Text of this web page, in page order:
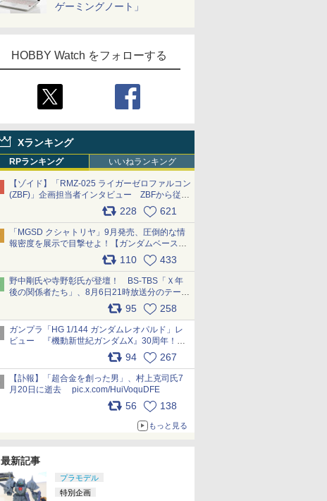
ゲーミングノート」
HOBBY Watch をフォローする
Xランキング
RPランキング いいねランキング
【ゾイド】「RMZ-025 ライガーゼロファルコン
(ZBF)」企画担当者インタビュー ZBFから従来
デザインまで再現可能なボリューム満点のキッ
ト pic.x.com/6zOqQAQKkX
228 621
「MGSD クシャトリヤ」9月発売、圧倒的な情
報密度を展示で目撃せよ！【ガンダムベース撮
り下ろし】 pic.x.com/3rPjsfk7qZ
110 433
野中剛氏や寺野彰氏が登壇！ BS-TBS「Ｘ年
後の関係者たち」、8月6日21時放送分のテーマ
は「超合金」！ pic.x.com/uWyt1uyuFm
95 258
ガンプラ「HG 1/144 ガンダムレオパルド」レ
ビュー 『機動新世紀ガンダムX』30周年！イ
ンナーアームガトリングの変形機構まで再現し
最新フォーマットでキット化！
pic.x.com/nszPIDTpbg
94 267
【訃報】「超合金を創った男」、村上克司氏7
月20日に逝去 pic.x.com/HuiVoquDFE
56 138
もっと見る
最新記事
プラモデル
特別企画